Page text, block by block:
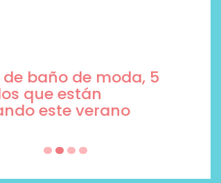
de baño de moda, 5
que están
este verano